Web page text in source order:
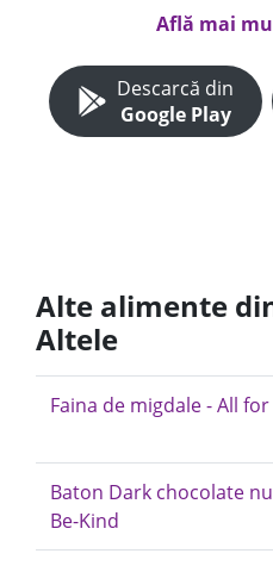
Află mai
Descarcă din
Google Play
Alte alimente
Altele
Faina de migdale - All
Baton Dark chocolate
Be-Kind